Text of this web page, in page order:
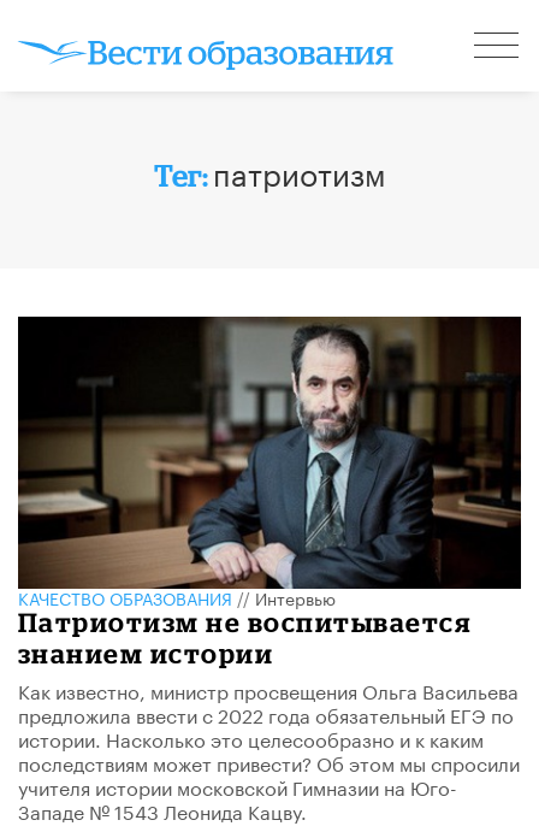
Тег: патриотизм
КАЧЕСТВО ОБРАЗОВАНИЯ//Интервью
Патриотизм не воспитывается
знанием истории
Как известно, министр просвещения Ольга Васильева
предложила ввести с 2022 года обязательный ЕГЭ по
истории. Насколько это целесообразно и к каким
последствиям может привести? Об этом мы спросили
учителя истории московской Гимназии на Юго-
Западе № 1543 Леонида Кацву.